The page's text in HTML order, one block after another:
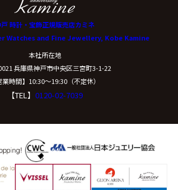
談等の問合せ先」を参照してくださ
容易に認識できない方法による個
の安全管理措置について
時計・宝飾正規販売店カミネ
Watches and Fine Jewellery, Kobe Kamine
本社所在地
兵庫県神戸市中央区三宮町3-1-22
業時間】10:30〜19:30（不定休）
【TEL】 0120-02-7039